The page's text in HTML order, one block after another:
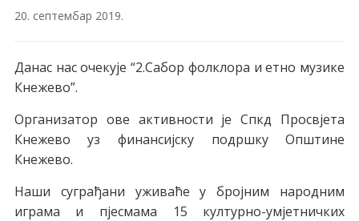
20. септембар 2019.
Данас нас очекује “2.Сабор фолклора и етно музике
Кнежево”.
Организатор ове активности је Спкд Просвјета
Кнежево уз финансијску подршку Општине
Кнежево.
Наши суграђани уживаће у бројним народним
играма и пјесмама 15 културно-умјетничких